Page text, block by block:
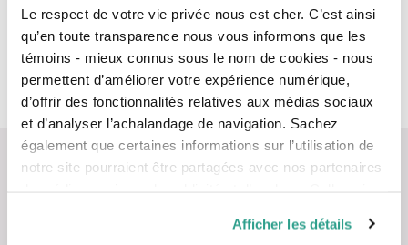
Le respect de votre vie privée nous est cher. C’est ainsi
qu’en toute transparence nous vous informons que les
témoins - mieux connus sous le nom de cookies - nous
permettent d’améliorer votre expérience numérique,
d’offrir des fonctionnalités relatives aux médias sociaux
et d’analyser l’achalandage de navigation. Sachez
également que certaines informations sur l’utilisation de
notre site pourraient être partagées avec nos partenaires
vous leur auriez fournies ou qu’ils auraient collectées lors
Afficher les détails
L'événement est maintenant complet. Merci de votre